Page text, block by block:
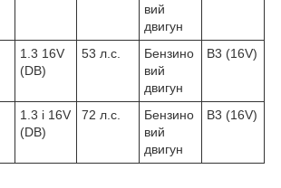
вий
двигун
1.3 16V
(DB)
53 л.с.
Бензино
вий
двигун
B3 (16V)
1.3 i 16V
(DB)
72 л.с.
Бензино
вий
двигун
B3 (16V)